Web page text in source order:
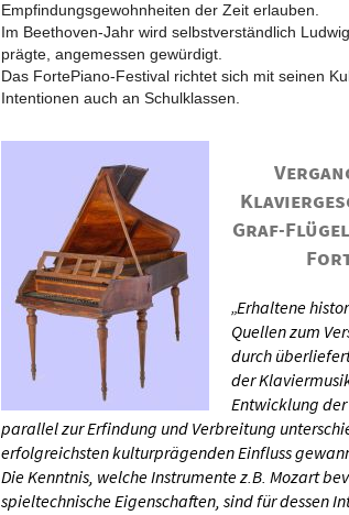
Empfindungsgewohnheiten der Zeit erlauben.
Im Beethoven-Jahr wird selbstverständlich
prägte, angemessen gewürdigt.
Das FortePiano-Festival richtet sich mit seinen
Intentionen auch an Schulklassen.
Graf-
„Erhaltene
Quellen zum
durch
der
Entwicklung
parallel zur Erfindung und Verbreitung
erfolgreichsten kulturprägenden Einfluss
Die Kenntnis, welche Instrumente z.B. Mozart
spieltechnische Eigenschaften, sind für dessen